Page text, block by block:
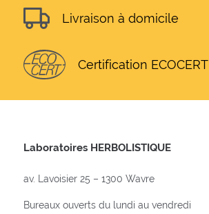
Livraison à domicile
Certification ECOCERT
Laboratoires HERBOLISTIQUE
av. Lavoisier 25 – 1300 Wavre
Bureaux ouverts du lundi au vendredi